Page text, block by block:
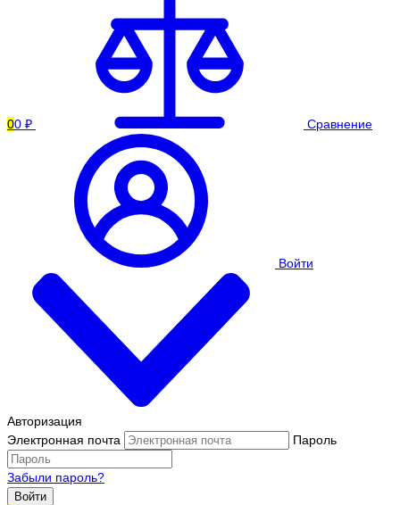
00 ₽ Сравнение
Войти
Авторизация
Электронная почта
Пароль
Забыли пароль?
Войти